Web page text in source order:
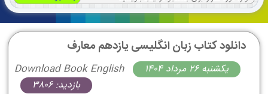
دانلود کتاب زبان انگلیسی یازدهم معارف
Download Book English
يكشنبه 26 مرداد 1404
بازدید: 3806